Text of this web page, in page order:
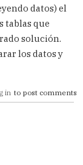
datos) el
tablas que
solución.
los datos y
in to post comments